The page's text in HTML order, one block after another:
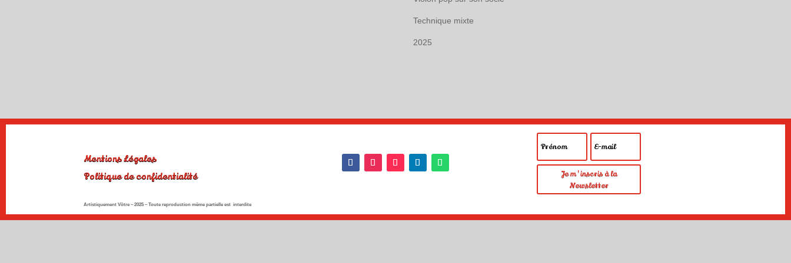
Moati
Technique mixte
2025
Mentions Légales
Politique de confidentialité
Artistiquement Vôtre – 2025 –Toute reproduction même partielle est interdite
Je m'inscris à la
Newsletter